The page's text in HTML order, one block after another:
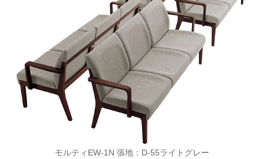
モルティEW-1N 張地：D-55ライトグレー